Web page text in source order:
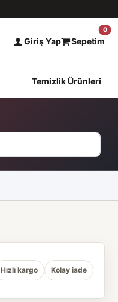
Giriş Yap Sepetim
0
Temizlik Ürünleri
Hızlı kargo Kolay iade